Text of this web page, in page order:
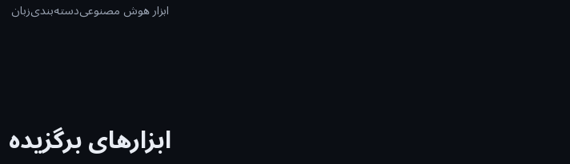
ابزار هوش مصنوعیدسته‌بندیزبان
ابزارهای برگزیده